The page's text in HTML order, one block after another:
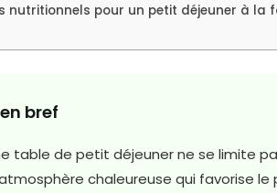
nutritionnels pour un petit déjeuner à la
bref
table de petit déjeuner ne se limite
chaleureuse qui favorise